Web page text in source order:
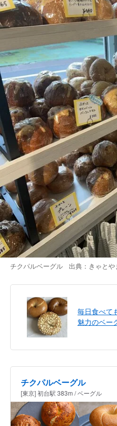
チクパルベーグル 出典： きゃとや
毎日食べて
魅力のベー
チクパルベーグル
[東京] 初台駅 383m / ベーグル